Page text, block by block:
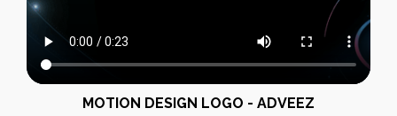
MOTION DESIGN LOGO - ADVEEZ